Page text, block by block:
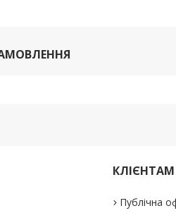
КЛІЄНТАМ
Публічна